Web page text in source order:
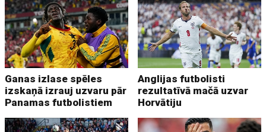
Ganas izlase spēles
izskaņā izrauj uzvaru pār
Panamas futbolistiem
Anglijas futbolisti
rezultatīvā mačā uzvar
Horvātiju